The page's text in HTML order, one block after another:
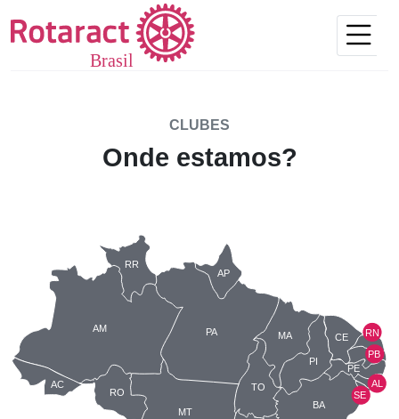
CLUBES
Onde estamos?
TO
BA
SE
PE
AL
RN
CE
PI
MA
AP
PA
RR
AM
AC
RO
MT
PB